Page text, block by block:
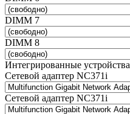
DIMM 7
DIMM 8
Интегрированные устройства
Сетевой адаптер NC371i
Сетевой адаптер NC371i